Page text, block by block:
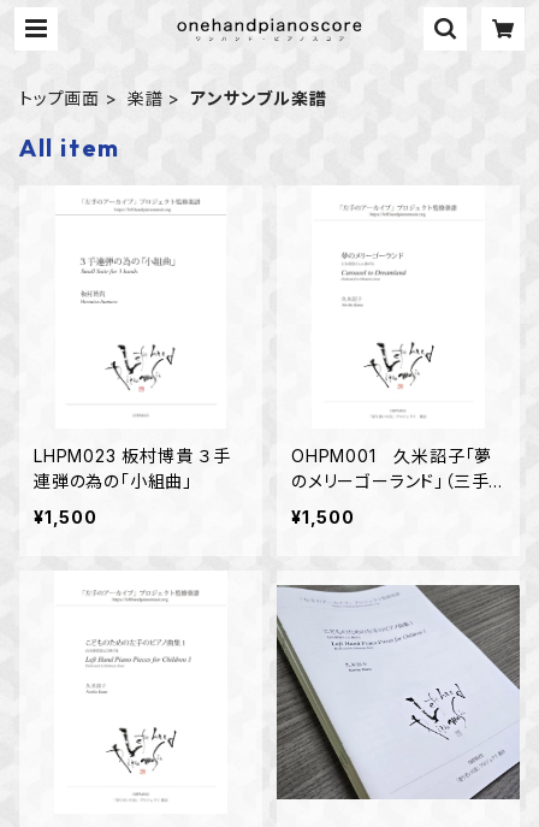
トップ画面 楽譜 アンサンブル楽譜
All item
LHPM023 板村博貴 ３手
連弾の為の「小組曲」
¥1,500
OHPM001 久米詔子「夢
のメリーゴーランド」（三手
連弾）
¥1,500